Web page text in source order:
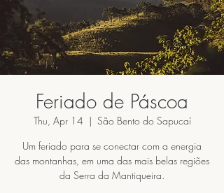
Feriado de Páscoa
Thu, Apr 14
  |
São Bento do Sapucaí
Um feriado para se conectar com a energia
das montanhas, em uma das mais belas regiões
da Serra da Mantiqueira.